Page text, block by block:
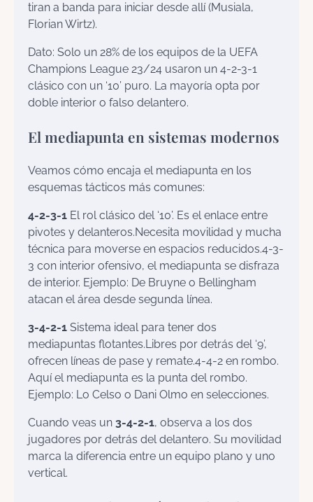
tiran a banda para iniciar desde allí (Musiala,
Florian Wirtz).
Dato: Solo un 28% de los equipos de la UEFA
Champions League 23/24 usaron un 4-2-3-1
clásico con un ‘10’ puro. La mayoría opta por
doble interior o falso delantero.
El mediapunta en sistemas modernos
Veamos cómo encaja el mediapunta en los
esquemas tácticos más comunes:
4-2-3-1 El rol clásico del ‘10’. Es el enlace entre
pivotes y delanteros.Necesita movilidad y mucha
técnica para moverse en espacios reducidos.4-3-
3 con interior ofensivo, el mediapunta se disfraza
de interior. Ejemplo: De Bruyne o Bellingham
atacan el área desde segunda línea.
3-4-2-1 Sistema ideal para tener dos
mediapuntas flotantes.Libres por detrás del ‘9’,
ofrecen líneas de pase y remate.4-4-2 en rombo.
Aquí el mediapunta es la punta del rombo.
Ejemplo: Lo Celso o Dani Olmo en selecciones.
Cuando veas un 3-4-2-1, observa a los dos
jugadores por detrás del delantero. Su movilidad
marca la diferencia entre un equipo plano y uno
vertical.